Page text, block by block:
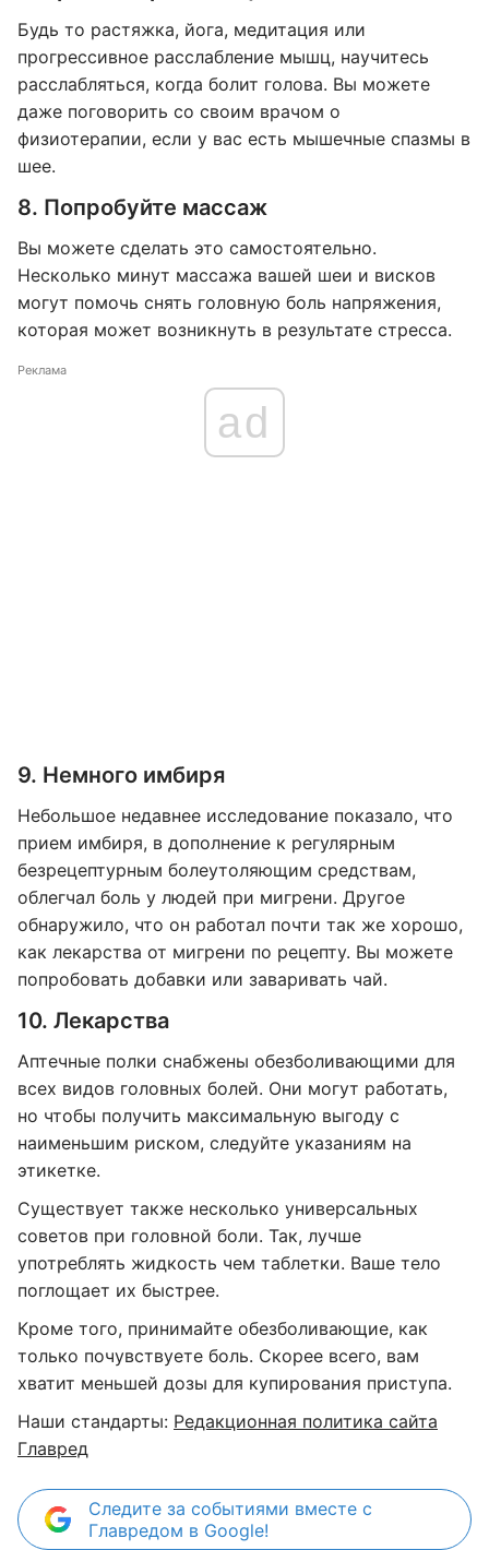
Будь то растяжка, йога, медитация или
прогрессивное расслабление мышц, научитесь
расслабляться, когда болит голова. Вы можете
даже поговорить со своим врачом о
физиотерапии, если у вас есть мышечные спазмы в
шее.
8. Попробуйте массаж
Вы можете сделать это самостоятельно.
Несколько минут массажа вашей шеи и висков
могут помочь снять головную боль напряжения,
которая может возникнуть в результате стресса.
Реклама
ad
9. Немного имбиря
Небольшое недавнее исследование показало, что
прием имбиря, в дополнение к регулярным
безрецептурным болеутоляющим средствам,
облегчал боль у людей при мигрени. Другое
обнаружило, что он работал почти так же хорошо,
как лекарства от мигрени по рецепту. Вы можете
попробовать добавки или заваривать чай.
10. Лекарства
Аптечные полки снабжены обезболивающими для
всех видов головных болей. Они могут работать,
но чтобы получить максимальную выгоду с
наименьшим риском, следуйте указаниям на
этикетке.
Существует также несколько универсальных
советов при головной боли. Так, лучше
употреблять жидкость чем таблетки. Ваше тело
поглощает их быстрее.
Кроме того, принимайте обезболивающие, как
только почувствуете боль. Скорее всего, вам
хватит меньшей дозы для купирования приступа.
Наши стандарты: Редакционная политика сайта
Главред
Следите за событиями вместе с
Главредом в Google!